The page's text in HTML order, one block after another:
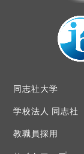
同志社大学
学校法人 同志社
教職員採用